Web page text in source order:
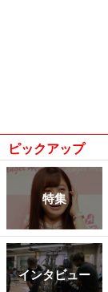
ピックアップ
特集
インタビュー